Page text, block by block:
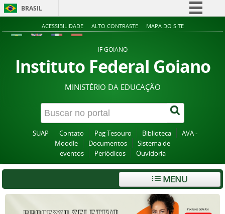
BRASIL
Simplifique!
Acesso à informação
Legislação
Canais
ACESSIBILIDADE ALTO CONTRASTE MAPA DO SITE
IF GOIANO
Instituto Federal Goiano
MINISTÉRIO DA EDUCAÇÃO
SUAP Contato Pag Tesouro Biblioteca
AVA -
Moodle
Documentos
Sistema de
eventos
Periódicos Ouvidoria
MENU